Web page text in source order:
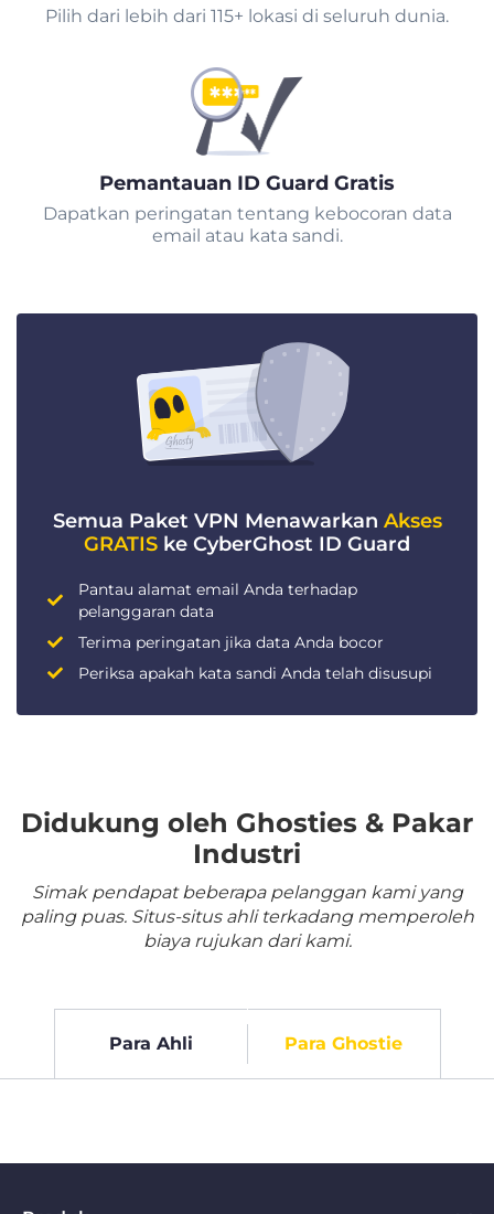
Pilih dari lebih dari 115+ lokasi di seluruh dunia.
Pemantauan ID Guard Gratis
Dapatkan peringatan tentang kebocoran data
email atau kata sandi.
Semua Paket VPN Menawarkan Akses
GRATIS ke CyberGhost ID Guard
Pantau alamat email Anda terhadap
pelanggaran data
Terima peringatan jika data Anda bocor
Periksa apakah kata sandi Anda telah disusupi
Didukung oleh Ghosties & Pakar
Industri
Simak pendapat beberapa pelanggan kami yang
paling puas. Situs-situs ahli terkadang memperoleh
biaya rujukan dari kami.
Para Ahli Para Ghostie